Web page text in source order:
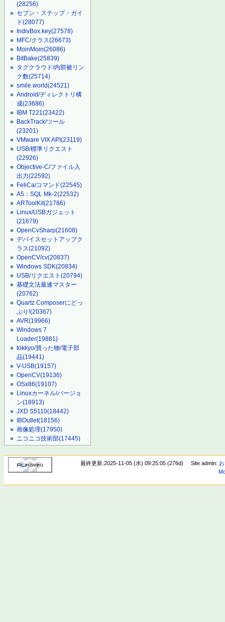
(28256)
セブン・ステップ・ガイ
ド(28077)
IndivBox.key(27578)
MFC/クラス(26673)
MoinMoin(26086)
BitBake(25839)
タグクラウド/内部被リン
ク数(25714)
smile.world(24521)
Android/ディレクトリ構
成(23686)
IBM T221(23422)
BackTrack/ツール
(23201)
VMware VIX API(23119)
USB/標準リクエスト
(22926)
Objective-C/ファイル入
出力(22592)
FeliCa/コマンド(22545)
A5：SQL Mk-2(22532)
ARToolKit(21786)
Linux/USBガジェット
(21679)
OpenCvSharp(21608)
デバイスセットアップク
ラス(21092)
OpenCV/cv(20837)
Windows SDK(20834)
USB/リクエスト(20794)
基礎文法最速マスター
(20762)
Quartz Composerにどっ
ぷり!(20367)
AVR(19966)
Windows 7
Loader(19881)
tokkyo/買った物/電子部
品(19441)
V-USB(19157)
OpenCV(19136)
OSx86(19107)
Linuxカーネル/バージョ
ン(18913)
JXD S5110(18442)
IBOutlet(18156)
画像処理(17950)
ニコニコ技術部(17445)
最終更新:2025-11-05 (水) 09:25:05 (276d) Site admin: